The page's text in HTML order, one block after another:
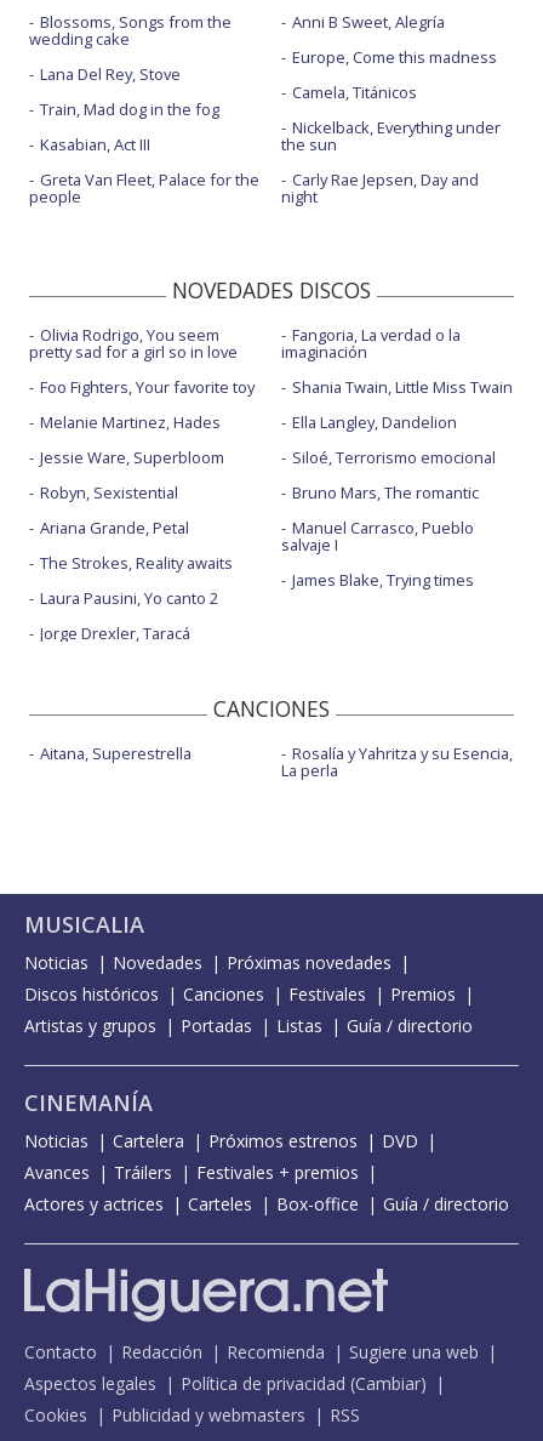
Blossoms, Songs from the
wedding cake
Lana Del Rey, Stove
Train, Mad dog in the fog
Kasabian, Act III
Greta Van Fleet, Palace for the
people
Anni B Sweet, Alegría
Europe, Come this madness
Camela, Titánicos
Nickelback, Everything under
the sun
Carly Rae Jepsen, Day and
night
NOVEDADES DISCOS
Olivia Rodrigo, You seem
pretty sad for a girl so in love
Foo Fighters, Your favorite toy
Melanie Martinez, Hades
Jessie Ware, Superbloom
Robyn, Sexistential
Ariana Grande, Petal
The Strokes, Reality awaits
Laura Pausini, Yo canto 2
Jorge Drexler, Taracá
Fangoria, La verdad o la
imaginación
Shania Twain, Little Miss Twain
Ella Langley, Dandelion
Siloé, Terrorismo emocional
Bruno Mars, The romantic
Manuel Carrasco, Pueblo
salvaje I
James Blake, Trying times
CANCIONES
Aitana, Superestrella Rosalía y Yahritza y su Esencia,
La perla
MUSICALIA
Noticias Novedades
Próximas novedades
Discos históricos
Canciones Festivales
Premios
Artistas y grupos
Portadas Listas Guía / directorio
CINEMANÍA
Noticias Cartelera Próximos estrenos
DVD
Avances
Tráilers
Festivales + premios
Actores y actrices
Carteles Box-office Guía / directorio
Contacto Redacción Recomienda
Sugiere una web
Aspectos legales
Política de privacidad (Cambiar)
Cookies
Publicidad y webmasters RSS